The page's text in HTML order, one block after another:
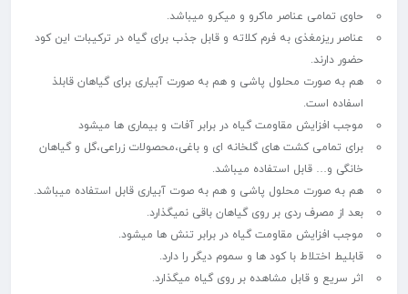
حاوی تمامی عناصر ماکرو و میکرو میباشد.
عناصر ریزمغذی به فرم کلاته و قابل جذب برای گیاه در ترکیبات این کود
حضور دارند.
هم به صورت محلول پاشی و هم به صورت آبیاری برای گیاهان قابلذ
اسفاده است.
موجب افزایش مقاومت گیاه در برابر آفات و بیماری ها میشود
برای تمامی کشت های گلخانه ای و باغی،محصولات زراعی،گل و گیاهان
خانگی و… قابل استفاده میباشد.
هم به صورت محلول پاشی و هم به صوت آبیاری قابل استفاده میباشد.
بعد از مصرف ردی بر روی گیاهان باقی نمیگذارد.
موجب افزایش مقاومت گیاه در برابر تنش ها میشود.
قابلیط اختلاط با کود ها و سموم دیگر را دارد.
اثر سریع و قابل مشاهده بر روی گیاه میگذارد.